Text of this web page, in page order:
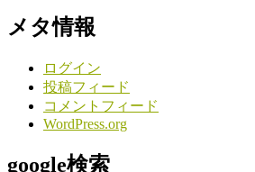
メタ情報
ログイン
投稿フィード
コメントフィード
WordPress.org
google検索